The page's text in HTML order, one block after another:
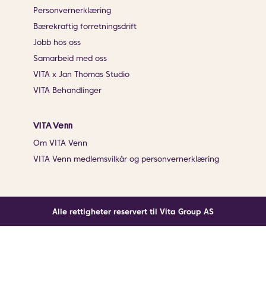
Personvernerklæring
Bærekraftig forretningsdrift
Jobb hos oss
Samarbeid med oss
VITA x Jan Thomas Studio
VITA Behandlinger
VITA Venn
Om VITA Venn
VITA Venn medlemsvilkår og personvernerklæring
Alle rettigheter reservert til Vita Group AS